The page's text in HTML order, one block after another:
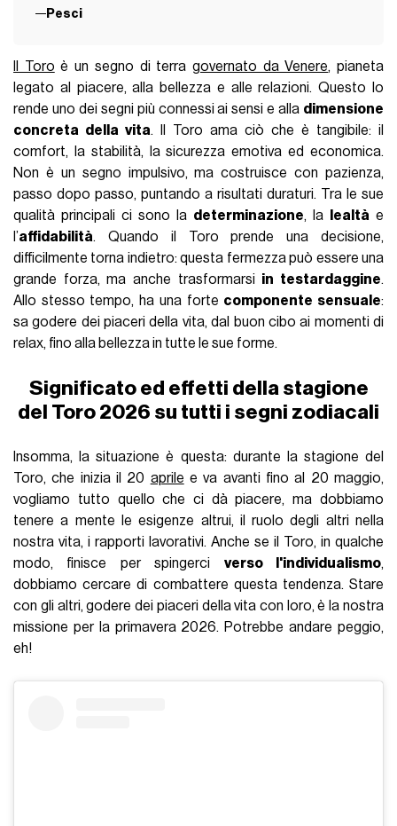
Pesci
Il Toro è un segno di terra governato da Venere, pianeta
legato al piacere, alla bellezza e alle relazioni. Questo lo
rende uno dei segni più connessi ai sensi e alla dimensione
concreta della vita. Il Toro ama ciò che è tangibile: il
comfort, la stabilità, la sicurezza emotiva ed economica.
Non è un segno impulsivo, ma costruisce con pazienza,
passo dopo passo, puntando a risultati duraturi. Tra le sue
qualità principali ci sono la determinazione, la lealtà e
l’affidabilità. Quando il Toro prende una decisione,
difficilmente torna indietro: questa fermezza può essere una
grande forza, ma anche trasformarsi in testardaggine.
Allo stesso tempo, ha una forte componente sensuale:
sa godere dei piaceri della vita, dal buon cibo ai momenti di
relax, fino alla bellezza in tutte le sue forme.
Significato ed effetti della stagione
del Toro 2026 su tutti i segni zodiacali
Insomma, la situazione è questa: durante la stagione del
Toro, che inizia il 20 aprile e va avanti fino al 20 maggio,
vogliamo tutto quello che ci dà piacere, ma dobbiamo
tenere a mente le esigenze altrui, il ruolo degli altri nella
nostra vita, i rapporti lavorativi. Anche se il Toro, in qualche
modo, finisce per spingerci verso l'individualismo,
dobbiamo cercare di combattere questa tendenza. Stare
con gli altri, godere dei piaceri della vita con loro, è la nostra
missione per la primavera 2026. Potrebbe andare peggio,
eh!